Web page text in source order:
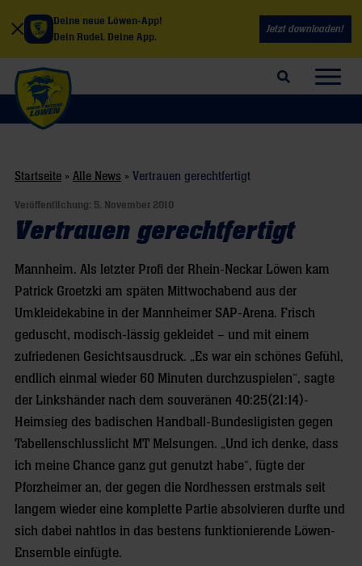
Deine neue Löwen-App!
Dein Rudel. Deine App.
Jetzt downloaden!
Suchfeld öffnen
Startseite » Alle News » Vertrauen gerechtfertigt
Veröffentlichung: 5. November 2010
Vertrauen gerechtfertigt
Mannheim. Als letzter Profi der Rhein-Neckar Löwen kam
Patrick Groetzki am späten Mittwochabend aus der
Umkleidekabine in der Mannheimer SAP-Arena. Frisch
geduscht, modisch-lässig gekleidet – und mit einem
zufriedenen Gesichtsausdruck. „Es war ein schönes Gefühl,
endlich einmal wieder 60 Minuten durchzuspielen“, sagte
der Linkshänder nach dem souveränen 40:25(21:14)-
Heimsieg des badischen Handball-Bundesligisten gegen
Tabellenschlusslicht MT Melsungen. „Und ich denke, dass
ich meine Chance ganz gut genutzt habe“, fügte der
Pforzheimer an, der gegen die Nordhessen erstmals seit
langem wieder eine komplette Partie absolvieren durfte und
sich dabei nahtlos in das bestens funktionierende Löwen-
Ensemble einfügte.